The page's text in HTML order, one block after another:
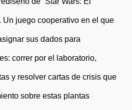
Un juego cooperativo en el que
sus dados para
correr por el laboratorio,
y resolver cartas de crisis que
sobre estas plantas